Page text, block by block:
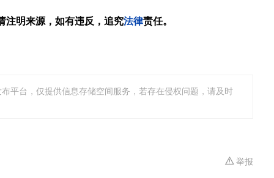
注明来源，如有违反，追究法律责任。
平台，仅提供信息存储空间服务，若存在侵权问题，请及时
举报